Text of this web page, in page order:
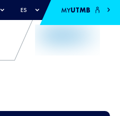
ES MYUTMB